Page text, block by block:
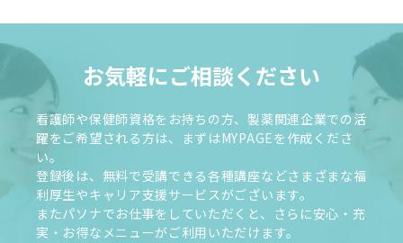
お気軽にご相談ください
看護師や保健師資格をお持ちの方、製薬関連企業での活
躍をご希望される方は、まずはMYPAGEを作成くださ
い。
登録後は、無料で受講できる各種講座などさまざまな福
利厚生やキャリア支援サービスがございます。
またパソナでお仕事をしていただくと、さらに安心・充
実・お得なメニューがご利用いただけます。